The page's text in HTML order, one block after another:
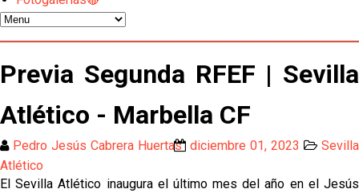
Diomande ya es madridista mientras Rodri agita el
mercado
OFICIAL | Juanlu se marcha al Bournemouth
Los posibles herederos del número 16 tras la
Alberto Flores, muy cerca de convertirse en nuevo
jugador del Granada CF
Previa Segunda RFEF | Sevilla
Atlético - Marbella CF
Pedro Jesús Cabrera Huertas diciembre 01, 2023
Sevilla
Atlético
El Sevilla Atlético inaugura el último mes del año en el Jesús